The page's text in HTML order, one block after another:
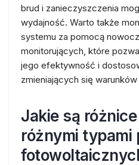
brud i zanieczyszczenia
wydajność. Warto także
systemu za pomocą
monitorujących, które
jego efektywność i
zmieniających się
Jakie są
różnymi typami